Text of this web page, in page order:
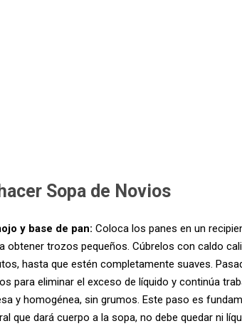
Sopa de Novios
y base de pan: Coloca los panes en un
obtener trozos pequeños. Cúbrelos con caldo
hasta que estén completamente suaves.
para eliminar el exceso de líquido y continúa
y homogénea, sin grumos. Este paso es
que dará cuerpo a la sopa, no debe quedar ni